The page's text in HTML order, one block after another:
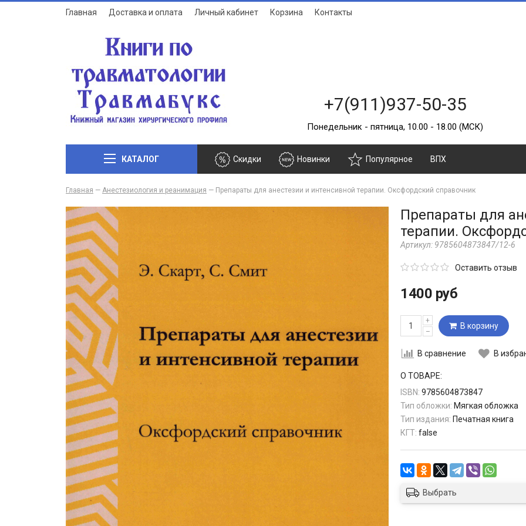
Главная Доставка и оплата Личный кабинет Корзина Контакты
+7(911)937-50-35
Понедельник - пятница, 10.00 - 18.00 (МСК)
КАТАЛОГ Скидки Новинки Популярное ВПХ
Главная — Анестезиология и реанимация — Препараты для анестезии и интенсивной терапии. Оксфордский справочник
Препараты для
терапии.
Артикул: 9785604873847/12-6
Оставить отзыв
1400 руб
+
–
В корзину
В сравнение В
О ТОВАРЕ:
ISBN: 9785604873847
Тип обложки: Мягкая обложка
Тип издания: Печатная книга
КГТ: false
Выбрать